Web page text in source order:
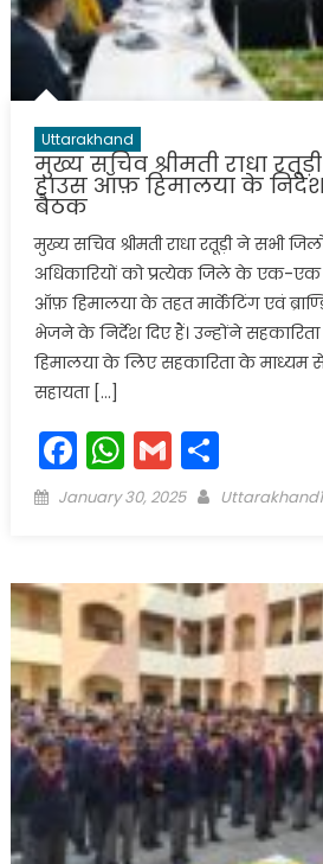
Uttarakhand
मुख्य सचिव श्रीमती राधा
हाउस ऑफ़ हिमालया के
बैठक
मुख्य सचिव श्रीमती राधा रतूड़ी ने सभी
अधिकारियों को प्रत्येक जिले के एक-एक
ऑफ़ हिमालया के तहत मार्केटिंग एवं
भेजने के निर्देश दिए हैं। उन्होंने
हिमालया के लिए सहकारिता के माध्यम
सहायता […]
Facebook
WhatsApp
GmailShare
Posted
January 30, 2025 Author